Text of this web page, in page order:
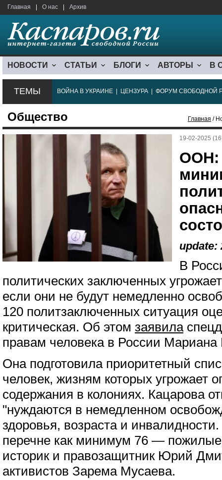
Главная О нас Архив
НОВОСТИ СТАТЬИ БЛОГИ АВТОРЫ В
ТЕМЫ ВОЙНА В УКРАИНЕ ЦЕНЗУРА ФОРУМ СВОБОДНОЙ
Общество Главная /
19-02-2025
ООН:
update:
В
политических заключенных
если они не будут немедленно
120 политзаключенных ситуация
критическая. Об этом заявила
правам человека в России Мариана
Она подготовила приоритетный
человек, жизням которых угрожает
содержания в колониях. Кацарова
"нуждаются в немедленном
здоровья, возраста и
перечне как минимум 76 —
историк и правозащитник Юрий
активистов Зарема Мусаева.